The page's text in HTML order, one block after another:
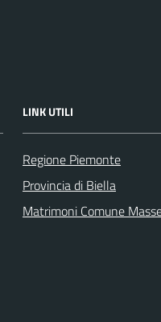
LINK UTILI
Regione Piemonte
Provincia di Biella
Matrimoni Comune